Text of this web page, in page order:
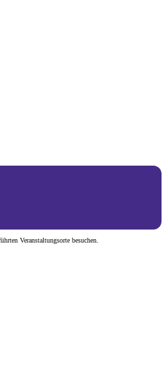
Veranstaltungsorte besuchen.